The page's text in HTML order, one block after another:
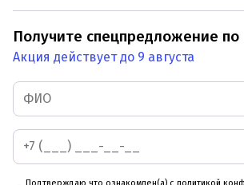
Получите спецпредложение по
Акция действует до 9 августа
Подтверждаю что ознакомлен(а) с политикой